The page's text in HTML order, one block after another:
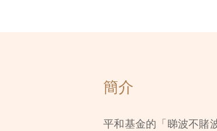
簡介
平和基金的「睇波不賭